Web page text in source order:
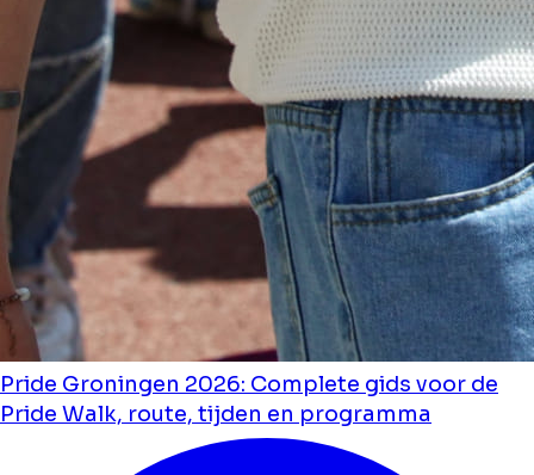
Pride Groningen 2026: Complete gids voor de
Pride Walk, route, tijden en programma